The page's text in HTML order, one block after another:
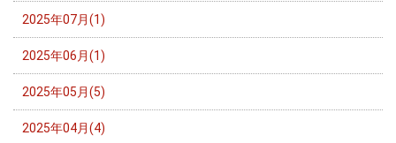
2025年07月(1)
2025年06月(1)
2025年05月(5)
2025年04月(4)